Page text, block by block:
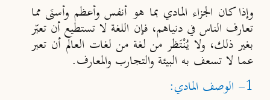
وإذا كان الجزاء المادي بما هو أنفس وأعظم وأسنَى مما
تعارف الناس في دنياهم، فإن اللغة لا تستطيع أن تعبّر
بغير ذلك، ولا يُنْتَظر من لغة من لغات العالم أن تعبر
عما لا تسعف به البيئة والتجارب والمعارف.
1- الوصف المادي: